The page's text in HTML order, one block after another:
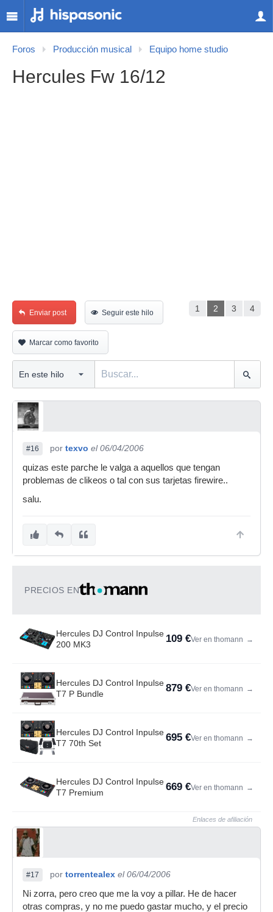
Foros Producción musical Equipo home studio
Hercules Fw 16/12
1 2 3 4
Enviar post Seguir este hilo
Marcar como favorito
#16 por texvo el 06/04/2006
quizas este parche le valga a aquellos que tengan
problemas de clikeos o tal con sus tarjetas firewire..
salu.
PRECIOS EN
Hercules DJ Control Inpulse
200 MK3
109 €Ver en thomann →
Hercules DJ Control Inpulse
T7 P Bundle
879 €Ver en thomann →
Hercules DJ Control Inpulse
T7 70th Set
695 €Ver en thomann →
Hercules DJ Control Inpulse
T7 Premium
669 €Ver en thomann →
Enlaces de afiliación
#17 por torrentealex el 06/04/2006
Ni zorra, pero creo que me la voy a pillar. He de hacer
otras compras, y no me puedo gastar mucho, y el precio